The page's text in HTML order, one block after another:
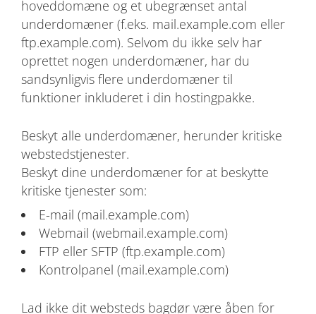
hoveddomæne og et ubegrænset antal
underdomæner (f.eks. mail.example.com eller
ftp.example.com). Selvom du ikke selv har
oprettet nogen underdomæner, har du
sandsynligvis flere underdomæner til
funktioner inkluderet i din hostingpakke.
Beskyt alle underdomæner, herunder kritiske
webstedstjenester.
Beskyt dine underdomæner for at beskytte
kritiske tjenester som:
E-mail (mail.example.com)
Webmail (webmail.example.com)
FTP eller SFTP (ftp.example.com)
Kontrolpanel (mail.example.com)
Lad ikke dit websteds bagdør være åben for